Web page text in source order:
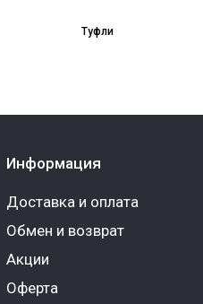
Туфли
Информация
Доставка и оплата
Обмен и возврат
Акции
Оферта